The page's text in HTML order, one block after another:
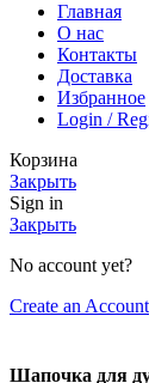
Главная
О нас
Контакты
Доставка
Избранное
Login /
Корзина
Закрыть
Sign in
Закрыть
No account yet?
Create an Account
Шапочка для